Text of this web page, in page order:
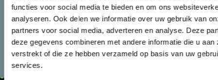
functies voor social media te bieden en om ons
analyseren. Ook delen we informatie over uw gebruik van
partners voor social media, adverteren en analyse. Deze
deze gegevens combineren met andere informatie die u aan
verstrekt of die ze hebben verzameld op basis van uw
services.
KLANT WORDEN NIEUWS